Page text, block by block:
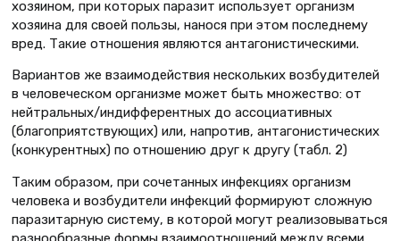
хозяином, при которых паразит использует организм
хозяина для своей пользы, нанося при этом последнему
вред. Такие отношения являются антагонистическими.
Вариантов же взаимодействия нескольких возбудителей
в человеческом организме может быть множество: от
нейтральных/индифферентных до ассоциативных
(благоприятствующих) или, напротив, антагонистических
(конкурентных) по отношению друг к другу (табл. 2)
Таким образом, при сочетанных инфекциях организм
человека и возбудители инфекций формируют сложную
паразитарную систему, в которой могут реализовываться